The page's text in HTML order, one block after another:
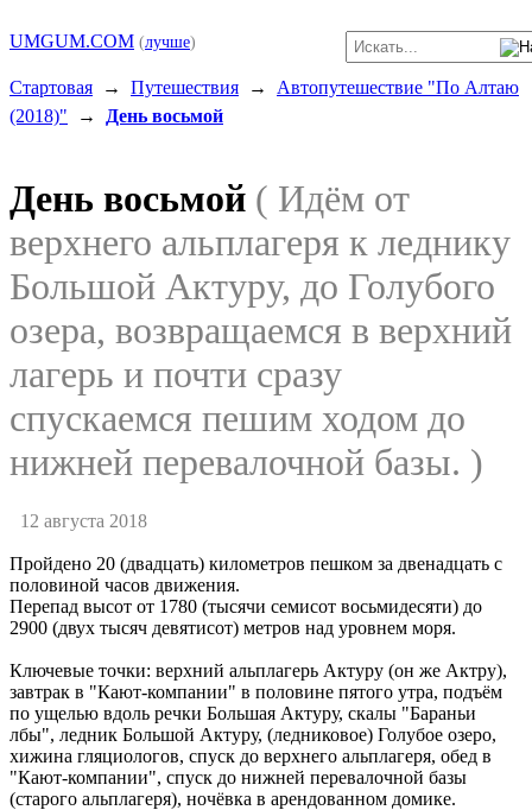
UMGUM.COM (лучше)
Стартовая → Путешествия → Автопутешествие "По Алтаю
(2018)" → День восьмой
День восьмой ( Идём от
верхнего альплагеря к леднику
Большой Актуру, до Голубого
озера, возвращаемся в верхний
лагерь и почти сразу
спускаемся пешим ходом до
нижней перевалочной базы. )
12 августа 2018
Пройдено 20 (двадцать) километров пешком за двенадцать с
половиной часов движения.
Перепад высот от 1780 (тысячи семисот восьмидесяти) до
2900 (двух тысяч девятисот) метров над уровнем моря.
Ключевые точки: верхний альплагерь Актуру (он же Актру),
завтрак в "Кают-компании" в половине пятого утра, подъём
по ущелью вдоль речки Большая Актуру, скалы "Бараньи
лбы", ледник Большой Актуру, (ледниковое) Голубое озеро,
хижина гляциологов, спуск до верхнего альплагеря, обед в
"Кают-компании", спуск до нижней перевалочной базы
(старого альплагеря), ночёвка в арендованном домике.